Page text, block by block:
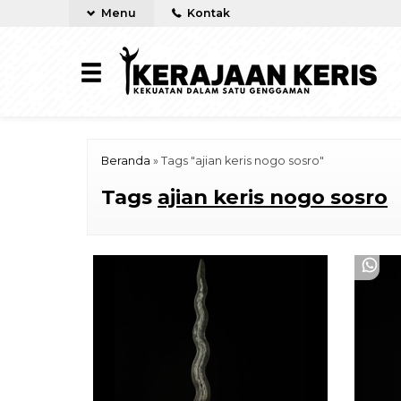
Menu Kontak
Beranda » Tags "ajian keris nogo sosro"
Tags ajian keris nogo sosro